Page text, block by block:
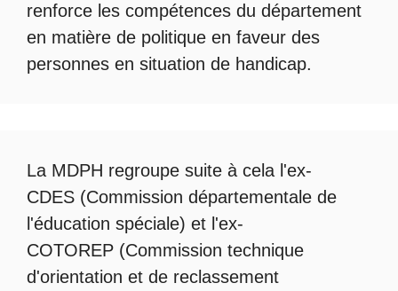
renforce les compétences du département
en matière de politique en faveur des
personnes en situation de handicap.
La MDPH regroupe suite à cela l'ex-
CDES (Commission départementale de
l'éducation spéciale) et l'ex-
COTOREP (Commission technique
d'orientation et de reclassement